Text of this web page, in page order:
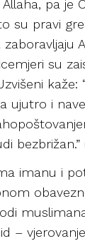
pa je
su pravi
zaboravljaju
su
kaže:
ujutro i
bezbrižan.”
imanu i
–